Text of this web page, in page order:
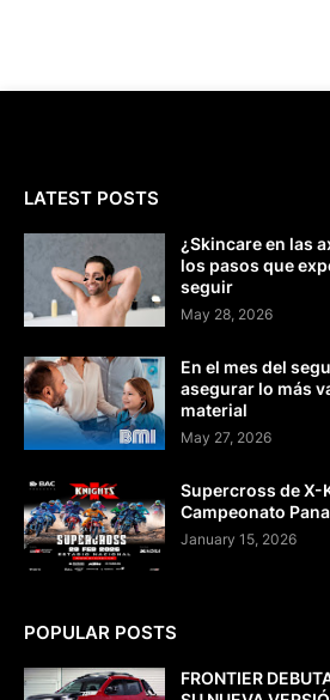
LATEST POSTS
¿Skincare en las
los pasos que
seguir
May 28, 2026
En el mes del
asegurar lo más
material
May 27, 2026
Supercross de X-
Campeonato
January 15, 2026
POPULAR POSTS
FRONTIER